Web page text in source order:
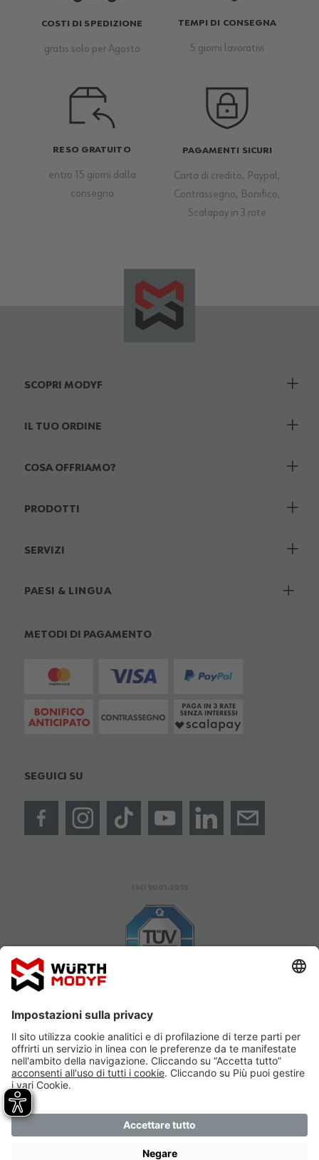
COSTI DI SPEDIZIONE
gratis solo per Agosto
TEMPI DI CONSEGNA
5 giorni lavorativi
RESO GRATUITO
entro 15 giorni dalla
consegna
PAGAMENTI SICURI
Carta di credito, Paypal,
Contrassegno, Bonifico,
Scalapay in 3 rate
SCOPRI MODYF
IL TUO ORDINE
COSA OFFRIAMO?
PRODOTTI
SERVIZI
PAESI & LINGUA
METODI DI PAGAMENTO
SEGUICI SU